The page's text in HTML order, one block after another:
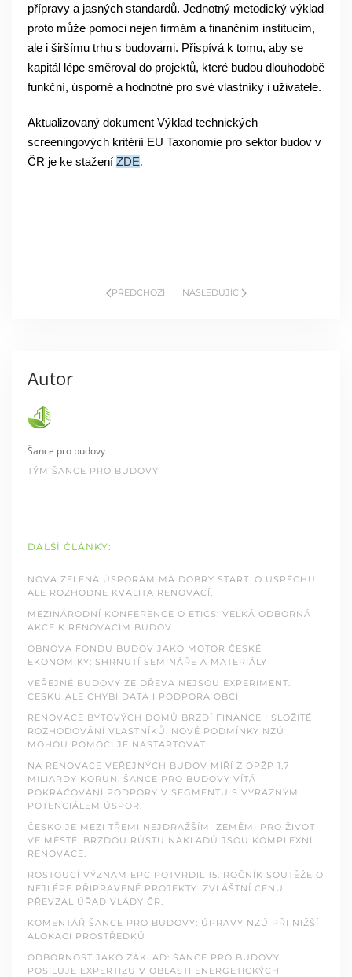
přípravy a jasných standardů. Jednotný metodický výklad
proto může pomoci nejen firmám a finančním institucím,
ale i širšímu trhu s budovami. Přispívá k tomu, aby se
kapitál lépe směroval do projektů, které budou dlouhodobě
funkční, úsporné a hodnotné pro své vlastníky i uživatele.
Aktualizovaný dokument Výklad technických
screeningových kritérií EU Taxonomie pro sektor budov v
ČR je ke stažení ZDE.
PŘEDCHOZÍ NÁSLEDUJÍCÍ
Autor
Šance pro budovy
TÝM ŠANCE PRO BUDOVY
DALŠÍ ČLÁNKY:
NOVÁ ZELENÁ ÚSPORÁM MÁ DOBRÝ START. O ÚSPĚCHU
ALE ROZHODNE KVALITA RENOVACÍ.
MEZINÁRODNÍ KONFERENCE O ETICS: VELKÁ ODBORNÁ
AKCE K RENOVACÍM BUDOV
OBNOVA FONDU BUDOV JAKO MOTOR ČESKÉ
EKONOMIKY: SHRNUTÍ SEMINÁŘE A MATERIÁLY
VEŘEJNÉ BUDOVY ZE DŘEVA NEJSOU EXPERIMENT.
ČESKU ALE CHYBÍ DATA I PODPORA OBCÍ
RENOVACE BYTOVÝCH DOMŮ BRZDÍ FINANCE I SLOŽITÉ
ROZHODOVÁNÍ VLASTNÍKŮ. NOVÉ PODMÍNKY NZÚ
MOHOU POMOCI JE NASTARTOVAT.
NA RENOVACE VEŘEJNÝCH BUDOV MÍŘÍ Z OPŽP 1,7
MILIARDY KORUN. ŠANCE PRO BUDOVY VÍTÁ
POKRAČOVÁNÍ PODPORY V SEGMENTU S VÝRAZNÝM
POTENCIÁLEM ÚSPOR.
ČESKO JE MEZI TŘEMI NEJDRAŽŠÍMI ZEMĚMI PRO ŽIVOT
VE MĚSTĚ. BRZDOU RŮSTU NÁKLADŮ JSOU KOMPLEXNÍ
RENOVACE.
ROSTOUCÍ VÝZNAM EPC POTVRDIL 15. ROČNÍK SOUTĚŽE O
NEJLÉPE PŘIPRAVENÉ PROJEKTY. ZVLÁŠTNÍ CENU
PŘEVZAL ÚŘAD VLÁDY ČR.
KOMENTÁŘ ŠANCE PRO BUDOVY: ÚPRAVY NZÚ PŘI NIŽŠÍ
ALOKACI PROSTŘEDKŮ
ODBORNOST JAKO ZÁKLAD: ŠANCE PRO BUDOVY
POSILUJE EXPERTIZU V OBLASTI ENERGETICKÝCH